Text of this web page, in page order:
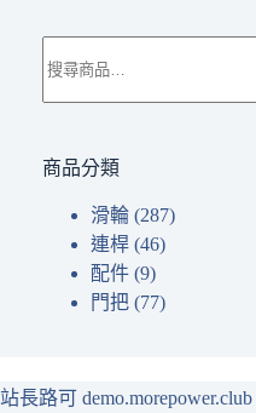
尋
關
商品分類
滑輪 (287)
連桿 (46)
配件 (9)
門把 (77)
站長路可 demo.morepower.club